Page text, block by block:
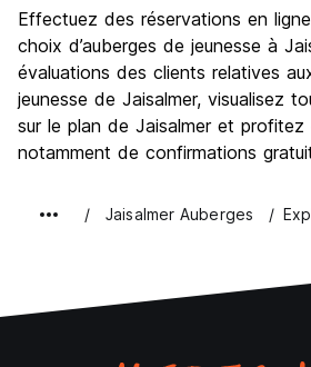
Culture
Sortir le soir / faire la fête
Bonnes affaires
Effectuez des réservations en
choix d’auberges de jeunesse à
évaluations des clients relatives
jeunesse de Jaisalmer, visualisez
sur le plan de Jaisalmer et profitez
notamment de confirmations
Jaisalmer Auberges